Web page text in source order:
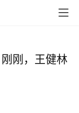
刚，王健林